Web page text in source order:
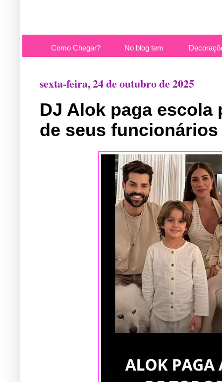
Como Chegar? No blog tem
sexta-feira, 24 de outubro de 2025
DJ Alok paga
de seus funcionários